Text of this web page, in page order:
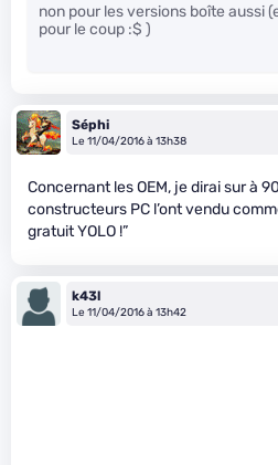
non pour les versions boîte aussi
pour le coup :$ )
Séphi
Le 11/04/2016 à 13h38
Concernant les OEM, je dirai sur à
constructeurs PC l’ont vendu
gratuit YOLO !”
k43l
Le 11/04/2016 à 13h42